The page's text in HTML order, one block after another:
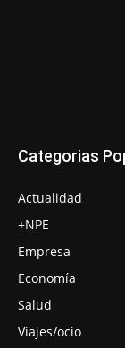
Categorias
Actualidad
+NPE
Empresa
Economía
Salud
Viajes/ocio